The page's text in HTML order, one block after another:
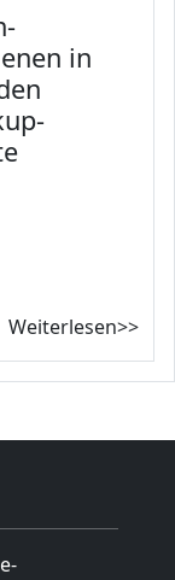
in
Weiterlesen>>